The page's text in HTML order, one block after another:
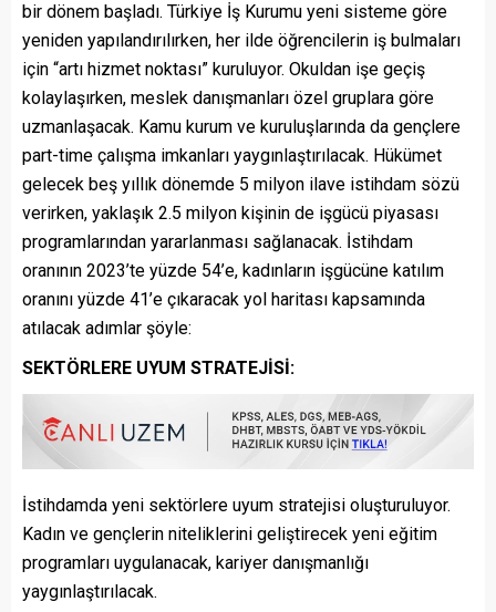
bir dönem başladı. Türkiye İş Kurumu yeni sisteme göre
yeniden yapılandırılırken, her ilde öğrencilerin iş bulmaları
için “artı hizmet noktası” kuruluyor. Okuldan işe geçiş
kolaylaşırken, meslek danışmanları özel gruplara göre
uzmanlaşacak. Kamu kurum ve kuruluşlarında da gençlere
part-time çalışma imkanları yaygınlaştırılacak. Hükümet
gelecek beş yıllık dönemde 5 milyon ilave istihdam sözü
verirken, yaklaşık 2.5 milyon kişinin de işgücü piyasası
programlarından yararlanması sağlanacak. İstihdam
oranının 2023’te yüzde 54’e, kadınların işgücüne katılım
oranını yüzde 41’e çıkaracak yol haritası kapsamında
atılacak adımlar şöyle:
SEKTÖRLERE UYUM STRATEJİSİ:
İstihdamda yeni sektörlere uyum stratejisi oluşturuluyor.
Kadın ve gençlerin niteliklerini geliştirecek yeni eğitim
programları uygulanacak, kariyer danışmanlığı
yaygınlaştırılacak.